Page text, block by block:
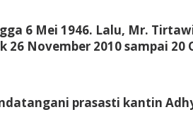
6 Mei 1946. Lalu, Mr.
November 2010 sampai 20
prasasti kantin